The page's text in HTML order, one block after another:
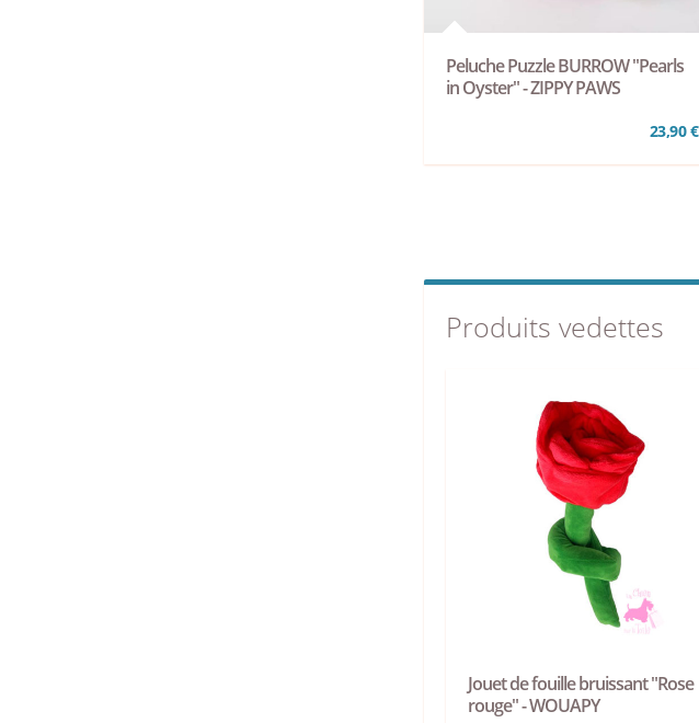
Peluche Puzzle BURROW "Pearls
in Oyster" - ZIPPY PAWS
23,90 €
Produits vedettes
Jouet de fouille bruissant "Rose
rouge" - WOUAPY